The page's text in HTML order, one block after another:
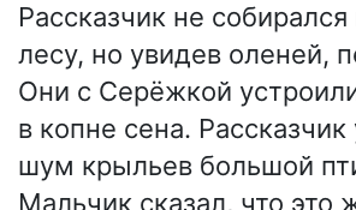
Рассказчик не собирался
лесу, но увидев оленей,
Они с Серёжкой
в копне сена.
шум крыльев большой
Мальчик сказал, что это